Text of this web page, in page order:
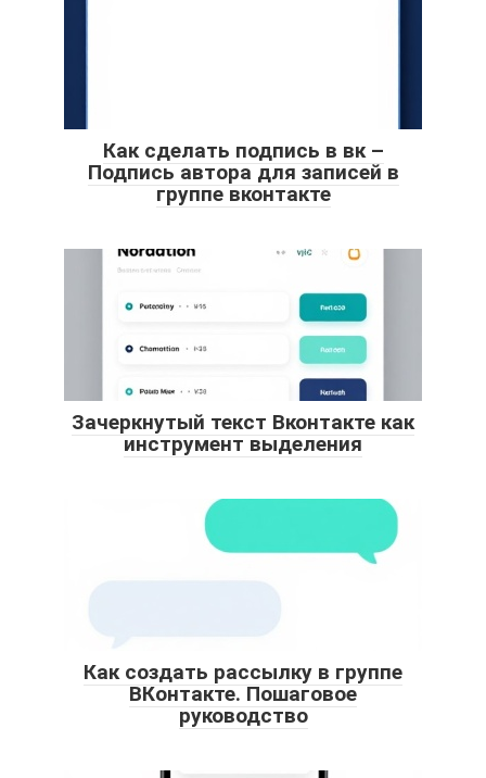
Как сделать подпись в вк –
Подпись автора для записей в
группе вконтакте
Зачеркнутый текст Вконтакте как
инструмент выделения
Как создать рассылку в группе
ВКонтакте. Пошаговое
руководство